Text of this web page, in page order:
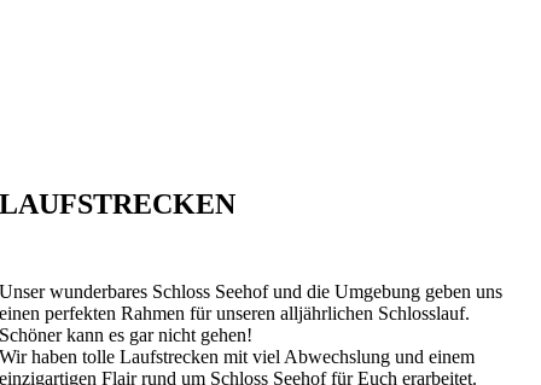
LAUFSTRECKEN
Unser wunderbares Schloss Seehof und die Umgebung geben uns
einen perfekten Rahmen für unseren alljährlichen Schlosslauf.
Schöner kann es gar nicht gehen!
Wir haben tolle Laufstrecken mit viel Abwechslung und einem
einzigartigen Flair rund um Schloss Seehof für Euch erarbeitet.